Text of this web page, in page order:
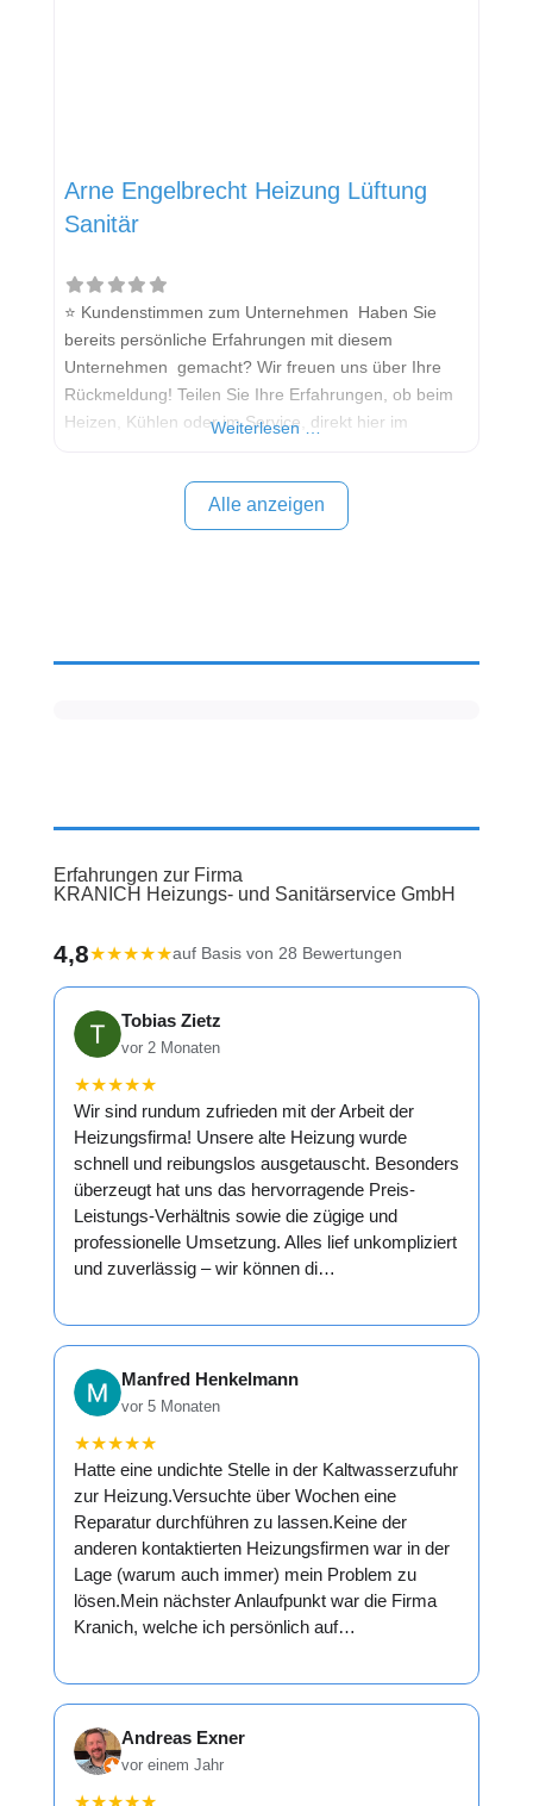
Arne Engelbrecht Heizung Lüftung
Sanitär
⭐ Kundenstimmen zum Unternehmen Haben Sie
bereits persönliche Erfahrungen mit diesem
Unternehmen gemacht? Wir freuen uns über Ihre
Rückmeldung! Teilen Sie Ihre Erfahrungen, ob beim
Heizen, Kühlen oder im Service, direkt hier im
Sollten Sie eine kritische Meinung äußern, so geben
Sie diese bitte mit konkreten Details an und bleiben
Weiterlesen …
Alle anzeigen
Erfahrungen zur Firma
KRANICH Heizungs- und Sanitärservice GmbH
4,8★★★★★auf Basis von 28 Bewertungen
Tobias Zietz
vor 2 Monaten
★★★★★
Wir sind rundum zufrieden mit der Arbeit der
Heizungsfirma! Unsere alte Heizung wurde
schnell und reibungslos ausgetauscht. Besonders
überzeugt hat uns das hervorragende Preis-
Leistungs-Verhältnis sowie die zügige und
professionelle Umsetzung. Alles lief unkompliziert
und zuverlässig – wir können di…
Manfred Henkelmann
vor 5 Monaten
★★★★★
Hatte eine undichte Stelle in der Kaltwasserzufuhr
zur Heizung.Versuchte über Wochen eine
Reparatur durchführen zu lassen.Keine der
anderen kontaktierten Heizungsfirmen war in der
Lage (warum auch immer) mein Problem zu
lösen.Mein nächster Anlaufpunkt war die Firma
Kranich, welche ich persönlich auf…
Andreas Exner
vor einem Jahr
★★★★★